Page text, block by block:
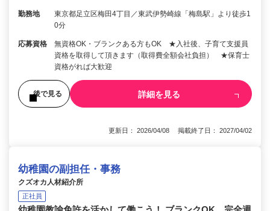
勤務地
東京都足立区梅田4丁目／東武伊勢崎線「梅島駅」より徒歩1
0分
応募資格
無資格OK・ブランクある方もOK ★入社後、子育て支援員
資格を取得して頂きます（取得費全額会社負担） ★保育士
資格がれば大歓迎
後で見る 詳細を見る
更新日： 2026/04/08 掲載終了日： 2027/04/02
幼稚園の副担任・事務
クズオカ人材紹介所
正社員